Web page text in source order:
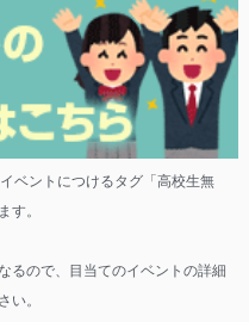
ベントにつけるタグ「高校生無
す。
るので、目当てのイベントの詳細
い。